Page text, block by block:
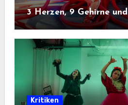
3 Herzen, 9 Gehirne
Kritiken